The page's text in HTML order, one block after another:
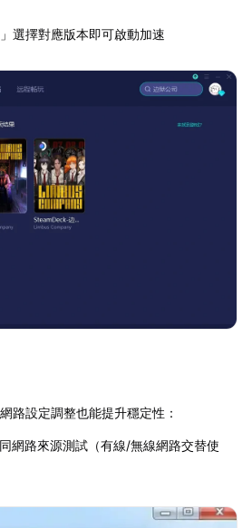
選擇對應版本即可啟動加速
路設定調整也能提升穩定性：
同網路來源測試（有線/無線網路交替使